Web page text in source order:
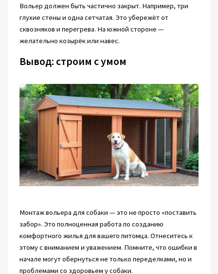
Вольер должен быть частично закрыт. Например, три
глухие стены и одна сетчатая. Это убережёт от
сквозняков и перегрева. На южной стороне —
желательно козырёк или навес.
Вывод: строим с умом
Монтаж вольера для собаки — это не просто «поставить
забор». Это полноценная работа по созданию
комфортного жилья для вашего питомца. Отнеситесь к
этому с вниманием и уважением. Помните, что ошибки в
начале могут обернуться не только переделками, но и
проблемами со здоровьем у собаки.